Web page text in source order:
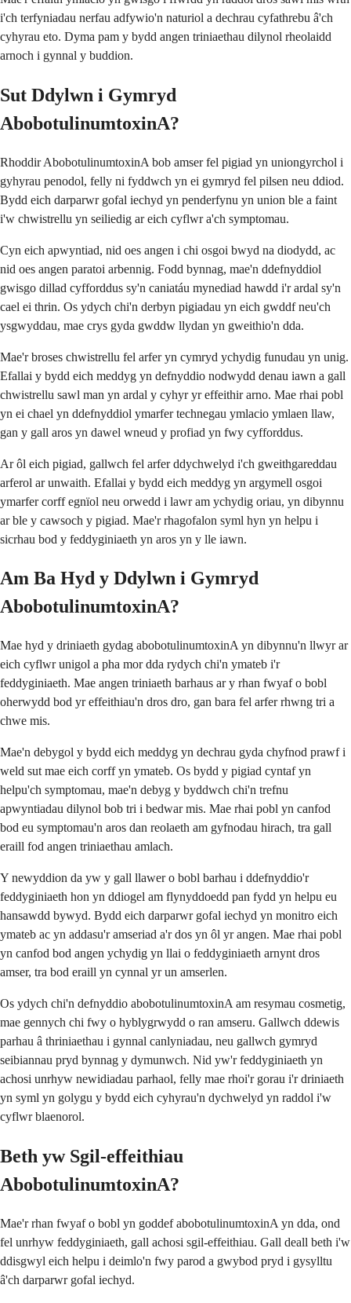
i'ch terfyniadau nerfau adfywio'n naturiol a dechrau cyfathrebu â'ch
cyhyrau eto. Dyma pam y bydd angen triniaethau dilynol rheolaidd
arnoch i gynnal y buddion.
Sut Ddylwn i Gymryd
AbobotulinumtoxinA?
Rhoddir AbobotulinumtoxinA bob amser fel pigiad yn uniongyrchol i
gyhyrau penodol, felly ni fyddwch yn ei gymryd fel pilsen neu ddiod.
Bydd eich darparwr gofal iechyd yn penderfynu yn union ble a faint
i'w chwistrellu yn seiliedig ar eich cyflwr a'ch symptomau.
Cyn eich apwyntiad, nid oes angen i chi osgoi bwyd na diodydd, ac
nid oes angen paratoi arbennig. Fodd bynnag, mae'n ddefnyddiol
gwisgo dillad cyfforddus sy'n caniatáu mynediad hawdd i'r ardal sy'n
cael ei thrin. Os ydych chi'n derbyn pigiadau yn eich gwddf neu'ch
ysgwyddau, mae crys gyda gwddw llydan yn gweithio'n dda.
Mae'r broses chwistrellu fel arfer yn cymryd ychydig funudau yn unig.
Efallai y bydd eich meddyg yn defnyddio nodwydd denau iawn a gall
chwistrellu sawl man yn ardal y cyhyr yr effeithir arno. Mae rhai pobl
yn ei chael yn ddefnyddiol ymarfer technegau ymlacio ymlaen llaw,
gan y gall aros yn dawel wneud y profiad yn fwy cyfforddus.
Ar ôl eich pigiad, gallwch fel arfer ddychwelyd i'ch gweithgareddau
arferol ar unwaith. Efallai y bydd eich meddyg yn argymell osgoi
ymarfer corff egnïol neu orwedd i lawr am ychydig oriau, yn dibynnu
ar ble y cawsoch y pigiad. Mae'r rhagofalon syml hyn yn helpu i
sicrhau bod y feddyginiaeth yn aros yn y lle iawn.
Am Ba Hyd y Ddylwn i Gymryd
AbobotulinumtoxinA?
Mae hyd y driniaeth gydag abobotulinumtoxinA yn dibynnu'n llwyr ar
eich cyflwr unigol a pha mor dda rydych chi'n ymateb i'r
feddyginiaeth. Mae angen triniaeth barhaus ar y rhan fwyaf o bobl
oherwydd bod yr effeithiau'n dros dro, gan bara fel arfer rhwng tri a
chwe mis.
Mae'n debygol y bydd eich meddyg yn dechrau gyda chyfnod prawf i
weld sut mae eich corff yn ymateb. Os bydd y pigiad cyntaf yn
helpu'ch symptomau, mae'n debyg y byddwch chi'n trefnu
apwyntiadau dilynol bob tri i bedwar mis. Mae rhai pobl yn canfod
bod eu symptomau'n aros dan reolaeth am gyfnodau hirach, tra gall
eraill fod angen triniaethau amlach.
Y newyddion da yw y gall llawer o bobl barhau i ddefnyddio'r
feddyginiaeth hon yn ddiogel am flynyddoedd pan fydd yn helpu eu
hansawdd bywyd. Bydd eich darparwr gofal iechyd yn monitro eich
ymateb ac yn addasu'r amseriad a'r dos yn ôl yr angen. Mae rhai pobl
yn canfod bod angen ychydig yn llai o feddyginiaeth arnynt dros
amser, tra bod eraill yn cynnal yr un amserlen.
Os ydych chi'n defnyddio abobotulinumtoxinA am resymau cosmetig,
mae gennych chi fwy o hyblygrwydd o ran amseru. Gallwch ddewis
parhau â thriniaethau i gynnal canlyniadau, neu gallwch gymryd
seibiannau pryd bynnag y dymunwch. Nid yw'r feddyginiaeth yn
achosi unrhyw newidiadau parhaol, felly mae rhoi'r gorau i'r driniaeth
yn syml yn golygu y bydd eich cyhyrau'n dychwelyd yn raddol i'w
cyflwr blaenorol.
Beth yw Sgil-effeithiau
AbobotulinumtoxinA?
Mae'r rhan fwyaf o bobl yn goddef abobotulinumtoxinA yn dda, ond
fel unrhyw feddyginiaeth, gall achosi sgil-effeithiau. Gall deall beth i'w
ddisgwyl eich helpu i deimlo'n fwy parod a gwybod pryd i gysylltu
â'ch darparwr gofal iechyd.